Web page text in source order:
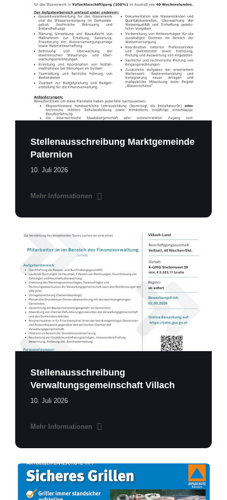
Stellenausschreibung
Wasserwerk
Betriebsleiter
2026.pdf
Stellenausschreibung Marktgemeinde
Paternion
10. Juli 2026
Mehr Informationen
Stellenausschreibung
Finanzverwaltung
Verwaltungsgemeinschaft
Villach.pdf
Stellenausschreibung
Verwaltungsgemeinschaft Villach
10. Juli 2026
Mehr Informationen
Grillen-
Bad
Bleiberg.pdf